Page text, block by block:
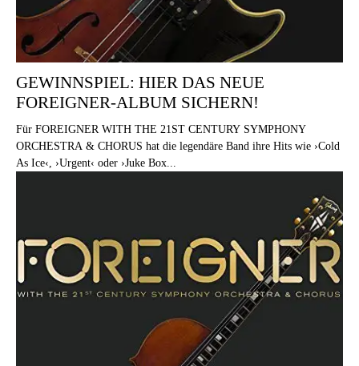
GEWINNSPIEL: HIER DAS NEUE
FOREIGNER-ALBUM SICHERN!
Für FOREIGNER WITH THE 21ST CENTURY SYMPHONY
ORCHESTRA & CHORUS hat die legendäre Band ihre Hits wie ›Cold
As Ice‹, ›Urgent‹ oder ›Juke Box...